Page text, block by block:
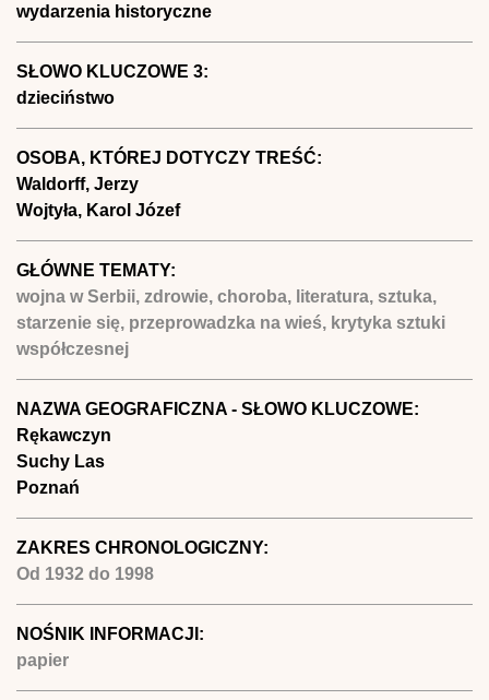
wydarzenia historyczne
SŁOWO KLUCZOWE 3:
dzieciństwo
OSOBA, KTÓREJ DOTYCZY TREŚĆ:
Waldorff, Jerzy
Wojtyła, Karol Józef
GŁÓWNE TEMATY:
wojna w Serbii, zdrowie, choroba, literatura, sztuka,
starzenie się, przeprowadzka na wieś, krytyka sztuki
współczesnej
NAZWA GEOGRAFICZNA - SŁOWO KLUCZOWE:
Rękawczyn
Suchy Las
Poznań
ZAKRES CHRONOLOGICZNY:
Od 1932 do 1998
NOŚNIK INFORMACJI:
papier